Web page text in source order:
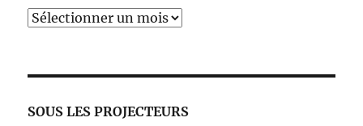
SOUS LES PROJECTEURS